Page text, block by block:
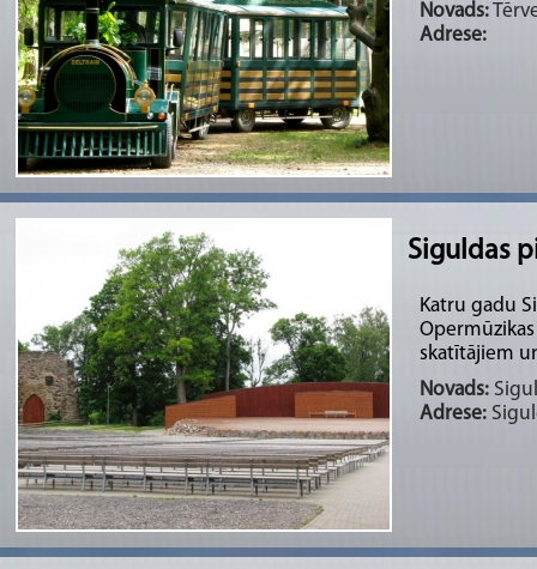
Novads:
Adrese:
Siguldas
Katru gadu
skatītājiem
Novads:
Adrese: